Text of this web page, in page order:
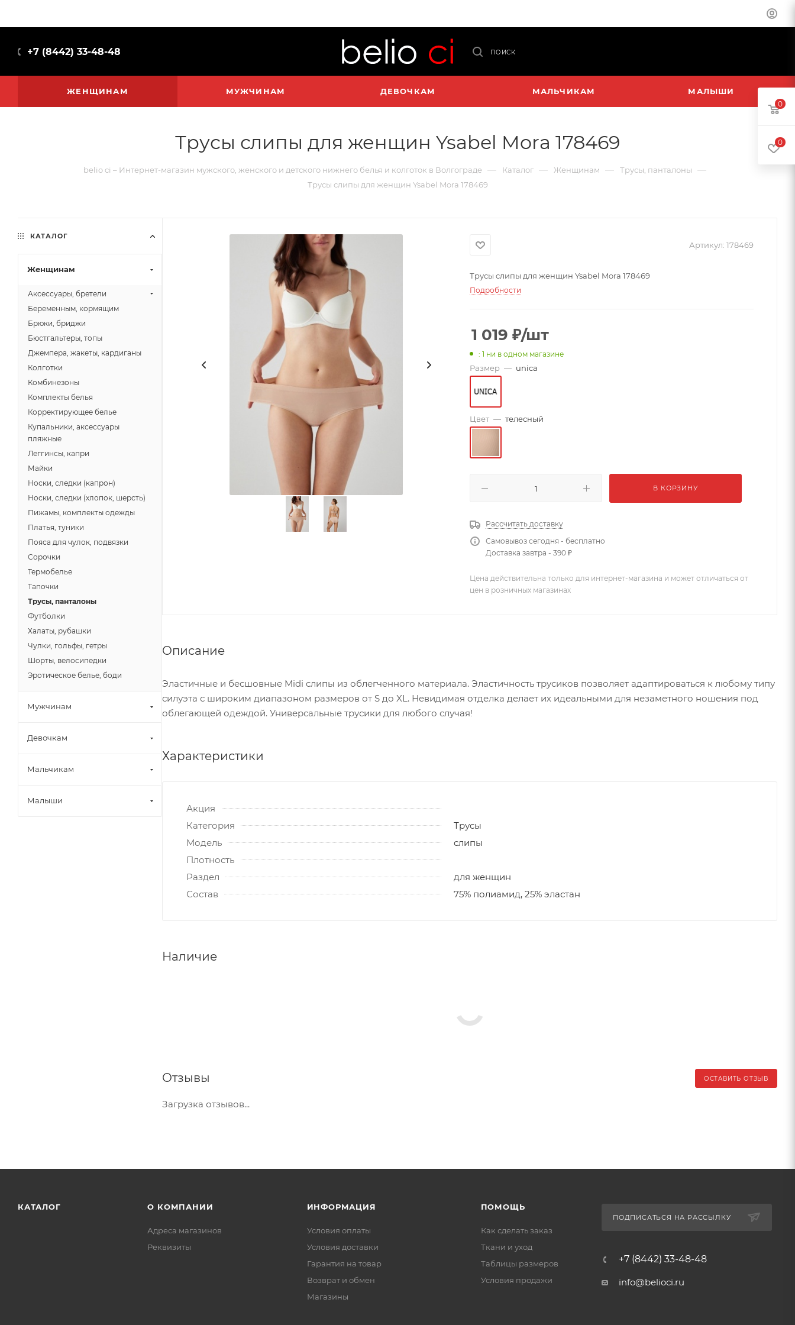
+7 (8442) 33-48-48 ПОИСК
ЖЕНЩИНАМ МУЖЧИНАМ ДЕВОЧКАМ МАЛЬЧИКАМ МАЛЫШИ
Трусы слипы для женщин Ysabel Mora 178469
belio ci – Интернет-магазин мужского, женского и детского нижнего белья и колготок в Волгограде — Каталог — Женщинам — Трусы, панталоны —
Трусы слипы для женщин Ysabel Mora 178469
Артикул: 178469
Трусы слипы для женщин Ysabel Mora 178469
Подробности
1 019 ₽/шт
: 1 ни в одном магазине
Размер — unica
Цвет — телесный
В КОРЗИНУ
Рассчитать доставку
Самовывоз сегодня - бесплатно
Доставка завтра - 390 ₽
Цена действительна только для интернет-магазина и может отличаться от
цен в розничных магазинах
Описание
Эластичные и бесшовные Midi слипы из облегченного материала. Эластичность трусиков позволяет адаптироваться к любому типу
силуэта с широким диапазоном размеров от S до XL. Невидимая отделка делает их идеальными для незаметного ношения под
облегающей одеждой. Универсальные трусики для любого случая!
Характеристики
Акция
Категория
Трусы
Модель
слипы
Плотность
Раздел
для женщин
Состав
75% полиамид, 25% эластан
Наличие
Отзывы ОСТАВИТЬ ОТЗЫВ
Загрузка отзывов...
КАТАЛОГ
Женщинам
Аксессуары, бретели
Беременным, кормящим
Брюки, бриджи
Бюстгальтеры, топы
Джемпера, жакеты, кардиганы
Колготки
Комбинезоны
Комплекты белья
Корректирующее белье
Купальники, аксессуары
пляжные
Леггинсы, капри
Майки
Носки, следки (капрон)
Носки, следки (хлопок, шерсть)
Пижамы, комплекты одежды
Платья, туники
Пояса для чулок, подвязки
Сорочки
Термобелье
Тапочки
Трусы, панталоны
Футболки
Халаты, рубашки
Чулки, гольфы, гетры
Шорты, велосипедки
Эротическое белье, боди
Мужчинам
Девочкам
Мальчикам
Малыши
КАТАЛОГ О КОМПАНИИ
Адреса магазинов
Реквизиты
ИНФОРМАЦИЯ
Условия оплаты
Условия доставки
Гарантия на товар
Возврат и обмен
Магазины
ПОМОЩЬ
Как сделать заказ
Ткани и уход
Таблицы размеров
Условия продажи
ПОДПИСАТЬСЯ НА РАССЫЛКУ
+7 (8442) 33-48-48
info@belioci.ru
0
0